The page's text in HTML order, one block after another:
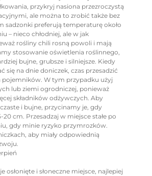
przykryj nasiona przezroczystą
ale można to zrobić także bez
sadzonki preferują temperaturę około
– nieco chłodniej, ale w jak
rośliny chili rosną powoli i mają
stosowanie oświetlenia roślinnego,
bujne, grubsze i silniejsze. Kiedy
się na dnie doniczek, czas przesadzić
pojemników. W tym przypadku użyj
lub ziemi ogrodniczej, ponieważ
składników odżywczych. Aby
i bujne, przycinamy je, gdy
20 cm. Przesadzaj w miejsce stałe po
gdy minie ryzyko przymrozków.
aby miały odpowiednią
osłonięte i słoneczne miejsce, najlepiej